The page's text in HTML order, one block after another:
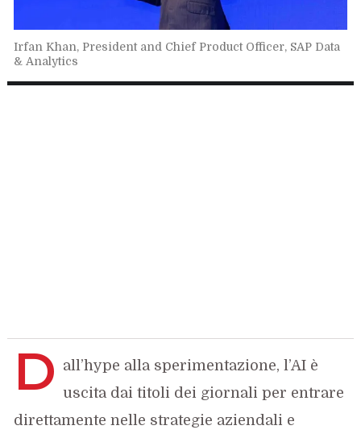
Irfan Khan, President and Chief Product Officer, SAP Data
& Analytics
D all’hype alla sperimentazione, l’AI è
uscita dai titoli dei giornali per entrare
direttamente nelle strategie aziendali e